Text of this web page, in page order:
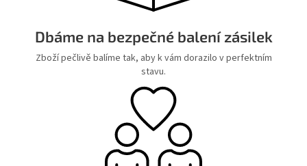
Dbáme na bezpečné balení zásilek
Zboží pečlivě balíme tak, aby k vám dorazilo v perfektním
stavu.